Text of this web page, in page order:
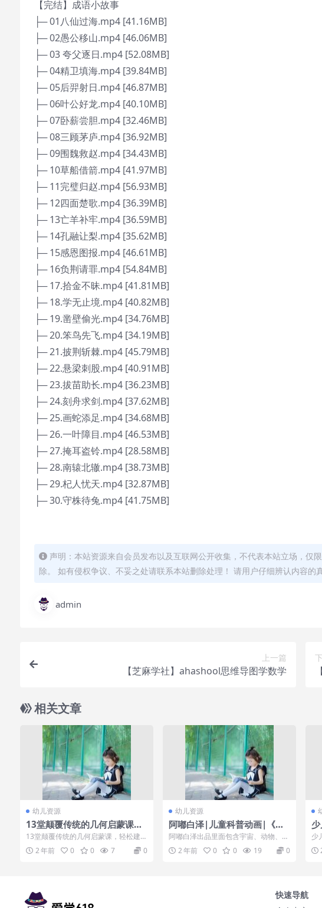
【完结】成语小故事
├─ 01八仙过海.mp4 [41.16MB]
├─ 02愚公移山.mp4 [46.06MB]
├─ 03 夸父逐日.mp4 [52.08MB]
├─ 04精卫填海.mp4 [39.84MB]
├─ 05后羿射日.mp4 [46.87MB]
├─ 06叶公好龙.mp4 [40.10MB]
├─ 07卧薪尝胆.mp4 [32.46MB]
├─ 08三顾茅庐.mp4 [36.92MB]
├─ 09围魏救赵.mp4 [34.43MB]
├─ 10草船借箭.mp4 [41.97MB]
├─ 11完璧归赵.mp4 [56.93MB]
├─ 12四面楚歌.mp4 [36.39MB]
├─ 13亡羊补牢.mp4 [36.59MB]
├─ 14孔融让梨.mp4 [35.62MB]
├─ 15感恩图报.mp4 [46.61MB]
├─ 16负荆请罪.mp4 [54.84MB]
├─ 17.拾金不昧.mp4 [41.81MB]
├─ 18.学无止境.mp4 [40.82MB]
├─ 19.凿壁偷光.mp4 [34.76MB]
├─ 20.笨鸟先飞.mp4 [34.19MB]
├─ 21.披荆斩棘.mp4 [45.79MB]
├─ 22.悬梁刺股.mp4 [40.91MB]
├─ 23.拔苗助长.mp4 [36.23MB]
├─ 24.刻舟求剑.mp4 [37.62MB]
├─ 25.画蛇添足.mp4 [34.68MB]
├─ 26.一叶障目.mp4 [46.53MB]
├─ 27.掩耳盗铃.mp4 [28.58MB]
├─ 28.南辕北辙.mp4 [38.73MB]
├─ 29.杞人忧天.mp4 [32.87MB]
├─ 30.守株待兔.mp4 [41.75MB]
声明：本站资源来自会员发布以及互联网公开收集，不代表本站立场，仅
除。 如有侵权争议、不妥之处请联系本站删除处理！ 请用户仔细辨认内容的
admin
上一篇
【芝麻学社】ahashool思维导图学数学
相关文章
幼儿资源
13堂颠覆传统的几何启蒙课，
轻松建立起孩子的空间感
13堂颠覆传统的几何启蒙课，轻松建
立起孩子的空间感[百度云网盘] 几何
——孩子在...
2 年前 0 0 7 0
幼儿资源
阿嘟白泽|儿童科普动画|《这
是什么》第一季100集
阿嘟白泽出品里面包含宇宙、动物、植
物、安全、心理、身体、工具等儿童感
兴趣总想知道...
2 年前 0 0 19 0
少
天
大
快速导航